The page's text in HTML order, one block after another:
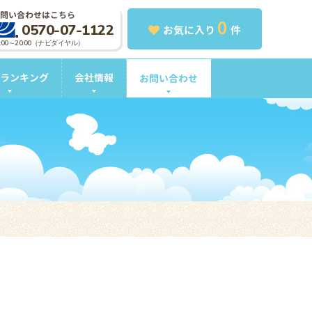
お気に入り 0 件
い合わせはこちら
0570-07-1122
～20:00（ナビダイヤル）
ンキング 会社情報 お問い合わせ